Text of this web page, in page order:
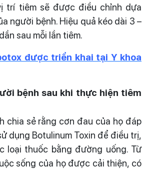
trí tiêm sẽ được điều chỉnh dựa
người bệnh. Hiệu quả kéo dài 3 –
sau mỗi lần tiêm.
được triển khai tại Y khoa
bệnh sau khi thực hiện tiêm
chia sẻ rằng cơn đau của họ đáp
dụng Botulinum Toxin để điều trị,
loại thuốc bằng đường uống. Từ
sống của họ được cải thiện, có